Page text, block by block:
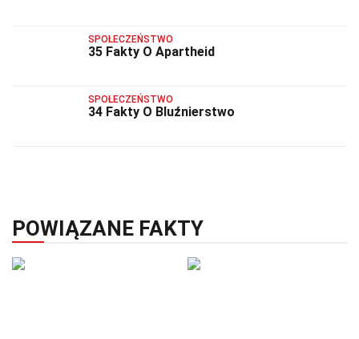
SPOŁECZEŃSTWO
35 Fakty O Apartheid
SPOŁECZEŃSTWO
34 Fakty O Bluźnierstwo
POWIĄZANE FAKTY